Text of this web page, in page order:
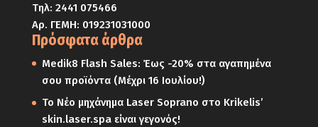
Τηλ: 2441 075466
Αρ. ΓΕΜΗ: 019231031000
Πρόσφατα άρθρα
Medik8 Flash Sales: Έως -20% στα αγαπημένα
σου προϊόντα (Μέχρι 16 Ιουλίου!)
Το Νέο μηχάνημα Laser Soprano στο Krikelis’
skin.laser.spa είναι γεγονός!